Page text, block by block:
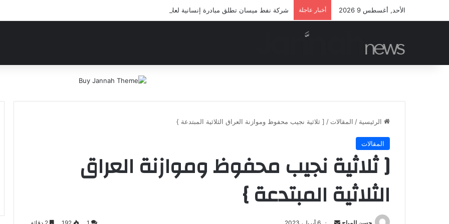
الأحد, أغسطس 9 2026 أخبار عاجلة شركة نفط ميسان تطلق مبادرة إنسانية لعلاج أيتام مدرسة كافل اليتيم
الرئيسية / المقالات / [ ثلاثية نجيب محفوظ وموازنة العراق الثلاثية المبتدعة }
المقالات
[ ثلاثية نجيب محفوظ وموازنة العراق
الثلاثية المبتدعة }
أرسل